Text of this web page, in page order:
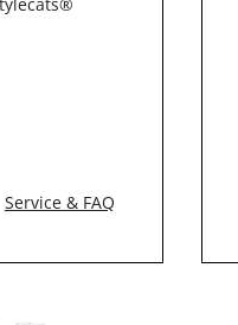
Service & FAQ